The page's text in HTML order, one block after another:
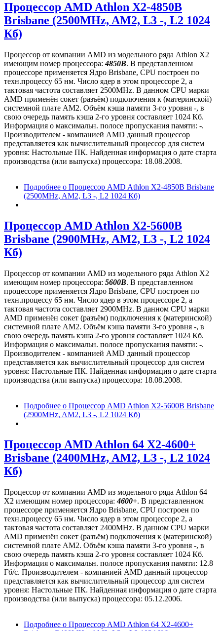
Процессор AMD Athlon X2-4850B
Brisbane (2500MHz, AM2, L3 -, L2 1024
Кб)
Процессор от компании AMD из модельного ряда Athlon X2
имеющим номер процессора:4850B. В представленном
процессоре применяется Ядро Brisbane, CPU построен по
техн.процессу 65 нм. Число ядер в этом процессоре 2, а
тактовая частота составляет 2500MHz. В данном CPU марки
AMD применён сокет (разъём) подключения к (материнской)
системной плате AM2. Объём кэша памяти 3-го уровня -, в
свою очередь память кэша 2-го уровня составляет 1024 Кб.
Информация о максимальн. полосе пропускания памяти: -.
Производителем - компанией AMD данный процессор
представляется как вычислительный процессор для систем
уровня: Настольные ПК. Найденная информация о дате старта
производства (или выпуска) процессора: 18.08.2008.
Подробнее о Процессор AMD Athlon X2-4850B Brisbane
(2500MHz, AM2, L3 -, L2 1024 Кб)
Процессор AMD Athlon X2-5600B
Brisbane (2900MHz, AM2, L3 -, L2 1024
Кб)
Процессор от компании AMD из модельного ряда Athlon X2
имеющим номер процессора: 5600B. В представленном
процессоре применяется Ядро Brisbane, CPU построен по
техн.процессу 65 нм. Число ядер в этом процессоре 2, а
тактовая частота составляет 2900MHz. В данном CPU марки
AMD применён сокет (разъём) подключения к (материнской)
системной плате AM2. Объём кэша памяти 3-го уровня -, в
свою очередь память кэша 2-го уровня составляет 1024 Кб.
Информация о максимальн. полосе пропускания памяти: -.
Производителем - компанией AMD данный процессор
представляется как вычислительный процессор для систем
уровня: Настольные ПК. Найденная информация о дате старта
производства (или выпуска) процессора: 18.08.2008.
Подробнее о Процессор AMD Athlon X2-5600B Brisbane
(2900MHz, AM2, L3 -, L2 1024 Кб)
Процессор AMD Athlon 64 X2-4600+
Brisbane (2400MHz, AM2, L3 -, L2 1024
Кб)
Процессор от компании AMD из модельного ряда Athlon 64
X2 имеющим номер процессора:4600+. В представленном
процессоре применяется Ядро Brisbane, CPU построен по
техн.процессу 65 нм. Число ядер в этом процессоре 2, а
тактовая частота составляет 2400MHz. В данном CPU марки
AMD применён сокет (разъём) подключения к (материнской)
системной плате AM2. Объём кэша памяти 3-го уровня -, в
свою очередь память кэша 2-го уровня составляет 1024 Кб.
Информация о максимальн. полосе пропускания памяти: 12.8
Гб/с. Производителем - компанией AMD данный процессор
представляется как вычислительный процессор для систем
уровня: Настольные ПК. Найденная информация о дате старта
производства (или выпуска) процессора: 05.12.2006.
Подробнее о Процессор AMD Athlon 64 X2-4600+